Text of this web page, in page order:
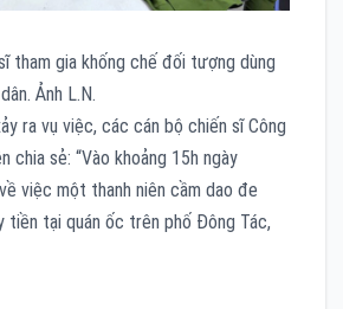
tham gia khống chế đối tượng dùng
Ảnh L.N.
ra vụ việc, các cán bộ chiến sĩ Công
chia sẻ: “Vào khoảng 15h ngày
việc một thanh niên cầm dao đe
tiền tại quán ốc trên phố Đông Tác,